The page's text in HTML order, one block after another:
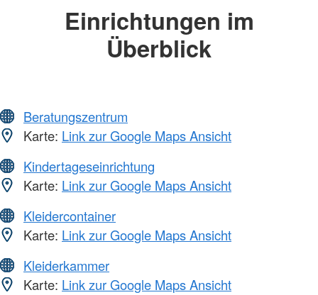
Einrichtungen im
Überblick
Beratungszentrum
Karte: Link zur Google Maps Ansicht
Kindertageseinrichtung
Karte: Link zur Google Maps Ansicht
Kleidercontainer
Karte: Link zur Google Maps Ansicht
Kleiderkammer
Karte: Link zur Google Maps Ansicht